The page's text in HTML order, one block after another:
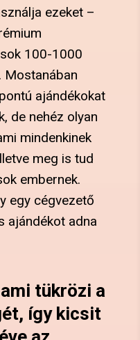
ezeket –
100-1000
Mostanában
ajándékokat
de nehéz olyan
mindenkinek
meg is tud
embernek.
egy cégvezető
ajándékot adna
tükrözi a
így kicsit